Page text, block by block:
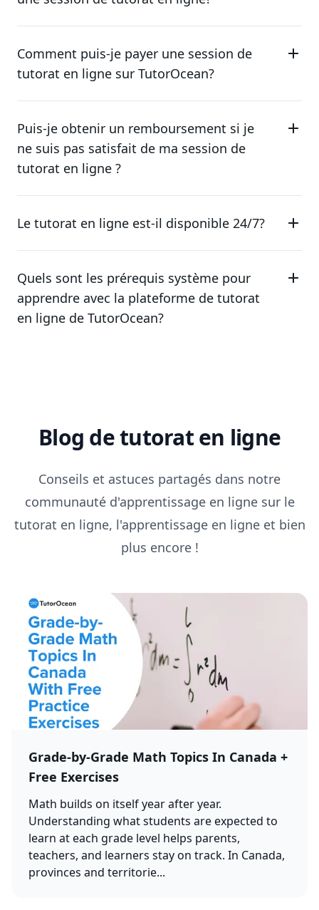
Comment puis-je payer une session de
tutorat en ligne sur TutorOcean?
Puis-je obtenir un remboursement si je
ne suis pas satisfait de ma session de
tutorat en ligne ?
Le tutorat en ligne est-il disponible 24/7?
Quels sont les prérequis système pour
apprendre avec la plateforme de tutorat
en ligne de TutorOcean?
Blog de tutorat en ligne
Conseils et astuces partagés dans notre
communauté d'apprentissage en ligne sur le
tutorat en ligne, l'apprentissage en ligne et bien
plus encore !
Grade-by-Grade Math Topics In Canada +
Free Exercises
Math builds on itself year after year.
Understanding what students are expected to
learn at each grade level helps parents,
teachers, and learners stay on track. In Canada,
provinces and territorie...